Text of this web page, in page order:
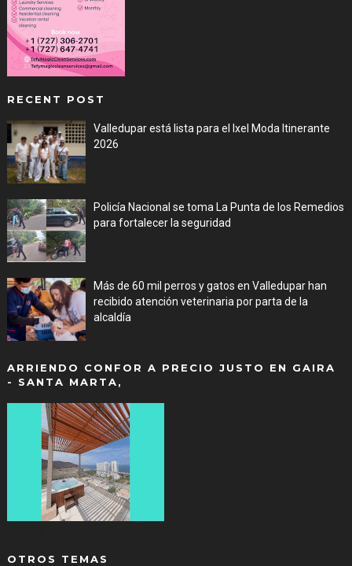
RECENT POST
Valledupar está lista para el Ixel Moda Itinerante
2026
Policía Nacional se toma La Punta de los Remedios
para fortalecer la seguridad
Más de 60 mil perros y gatos en Valledupar han
recibido atención veterinaria por parta de la
alcaldía
ARRIENDO CONFOR A PRECIO JUSTO EN GAIRA
- SANTA MARTA,
OTROS TEMAS